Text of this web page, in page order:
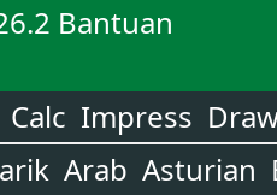
Bantuan
Calc Impress
Arab Asturian